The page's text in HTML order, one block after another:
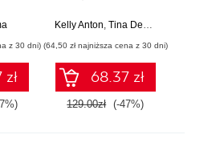
z 30 dni)
Kelly Anton Tina DeJarld
(64,50 zł najniższa cena z 30 dni)
68.37 zł
129.00zł (-47%)